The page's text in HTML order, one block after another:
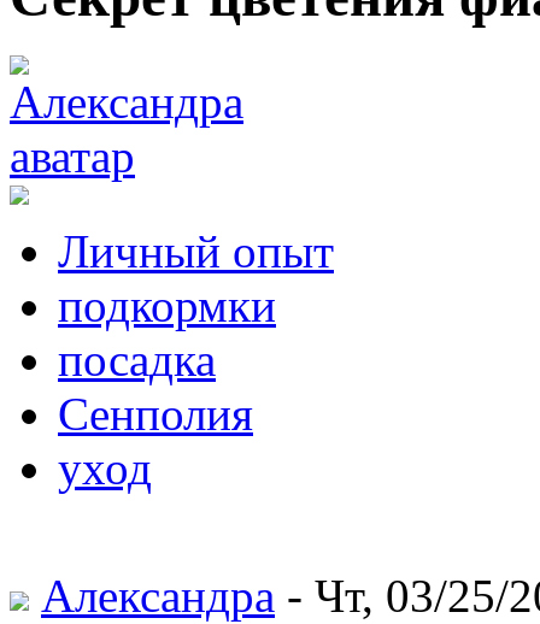
Личный опыт
подкормки
посадка
Сенполия
уход
Александра - Чт, 03/25/